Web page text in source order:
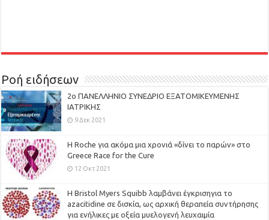
Ροή ειδήσεων
2ο ΠΑΝΕΛΛΗΝΙΟ ΣΥΝΕΔΡΙΟ ΕΞΑΤΟΜΙΚΕΥΜΕΝΗΣ
ΙΑΤΡΙΚΗΣ
9 Δεκ 2021
H Roche για ακόμα μια χρονιά «δίνει το παρών» στο
Greece Race for the Cure
12 Οκτ 2021
Η Bristol Myers Squibb λαμβάνει έγκρισηγια το
azacitidine σε δισκία, ως αρχική θεραπεία συντήρησης
για ενήλικες με οξεία μυελογενή λευχαιμία